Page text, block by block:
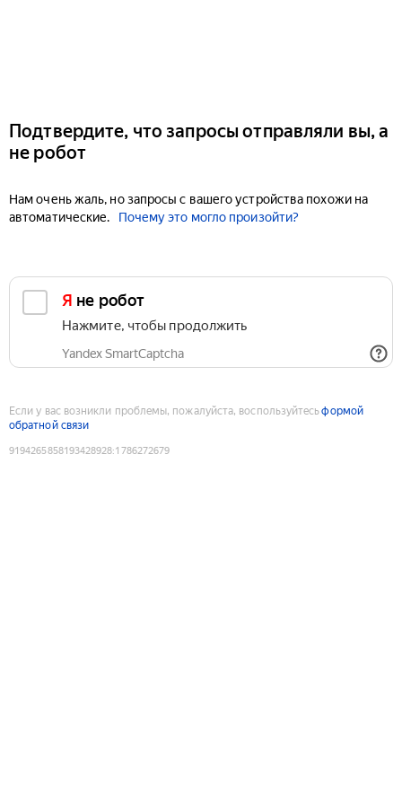
Подтвердите, что запросы отправляли вы, а
не робот
Нам очень жаль, но запросы с вашего устройства похожи на
автоматические.
Почему это могло произойти?
Я не робот
Нажмите, чтобы продолжить
Yandex SmartCaptcha
Если у вас возникли проблемы, пожалуйста, воспользуйтесьформой
обратной связи
9194265858193428928:1786272679